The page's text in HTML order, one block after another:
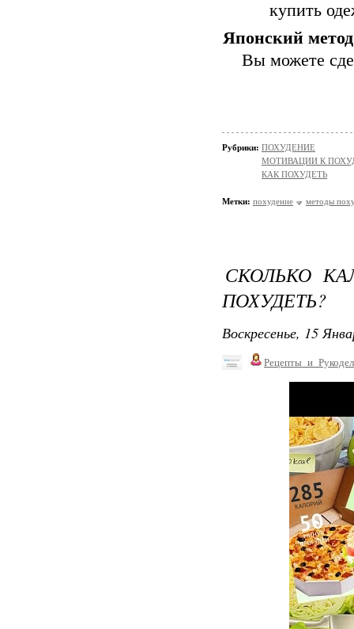
купить
Японский
Вы можете
Рубрики: ПОХУДЕНИЕ
МОТИВАЦИИ К
КАК ПОХУДЕТЬ
Метки: похудение методы
СКОЛЬКО
ПОХУДЕТЬ?
Воскресенье, 15